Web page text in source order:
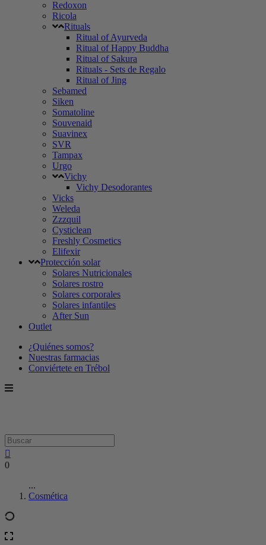
Redoxon
Ricola
Rituals
Ritual of Ayurveda
Ritual of Happy Buddha
Ritual of Sakura
Rituals - Sets de Regalo
Ritual of Jing
Sebamed
Siken
Somatoline
Souvenaid
Suavinex
SVR
Tampax
Urgo
Vichy
Vichy Desodorantes
Vicks
Weleda
Zzzquil
Cysticlean
Freshly Cosmetics
Elifexir
Protección solar
Solares Nutricionales
Solares rostro
Solares corporales
Solares infantiles
After Sun
Outlet
¿Quiénes somos?
Nuestras farmacias
Conviértete en Trébol
0
...
Cosmética